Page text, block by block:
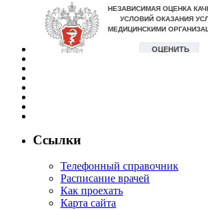
Ссылки
Телефонный справочник
Расписание врачей
Как проехать
Карта сайта